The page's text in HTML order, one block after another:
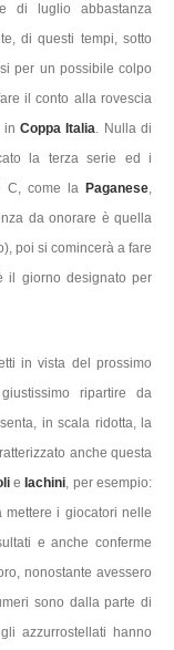
di luglio abbastanza
di questi tempi, sotto
per un possibile colpo
il conto alla rovescia
in Coppa Italia. Nulla di
la terza serie ed i
C, come la Paganese,
da onorare è quella
poi si comincerà a fare
il giorno designato per
in vista del prossimo
ripartire da
in scala ridotta, la
anche questa
e Iachini, per esempio:
i giocatori nelle
e anche conferme
nonostante avessero
sono dalla parte di
azzurrostellati hanno